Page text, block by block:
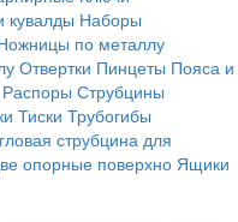
кувалды Наборы
по металлу
Отвертки Пинцеты Пояса и
Распоры Струбцины
Тиски Трубогибы
струбцина для
опорные поверхно Ящики